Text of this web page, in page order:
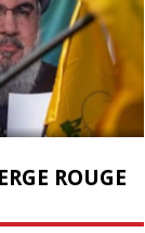
ROUGE